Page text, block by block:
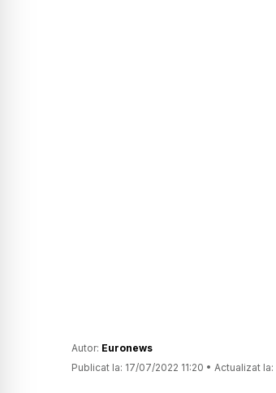
Autor: Euronews
Publicat la: 17/07/2022 11:20 • Actualizat la: